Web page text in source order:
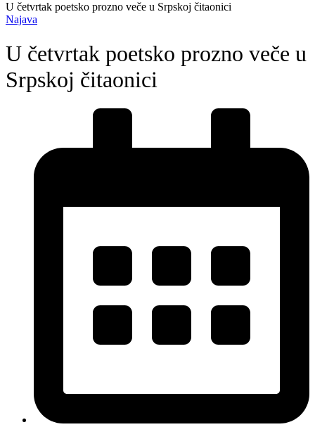
U četvrtak poetsko prozno veče u Srpskoj čitaonici
Najava
U četvrtak poetsko prozno veče u
Srpskoj čitaonici